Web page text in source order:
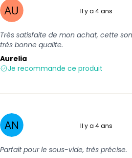
Il y a 4 ans
Très satisfaite de mon achat, cette
très bonne qualite.
Aurelia
Je recommande ce produit
Il y a 4 ans
Parfait pour le sous-vide, très précise.